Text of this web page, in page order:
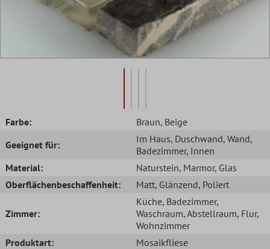
Farbe: Braun, Beige
Geeignet für:
Im Haus, Duschwand, Wand,
Badezimmer, Innen
Material:
Naturstein, Marmor, Glas
Oberflächenbeschaffenheit:
Matt, Glänzend, Poliert
Zimmer:
Küche, Badezimmer,
Waschraum, Abstellraum, Flur,
Wohnzimmer
Produktart:
Mosaikfliese